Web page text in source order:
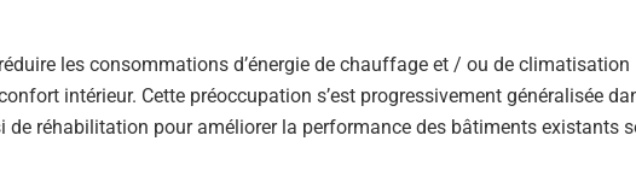
les consommations d’énergie de chauffage et / ou de climatisation
intérieur. Cette préoccupation s’est progressivement généralisée
de réhabilitation pour améliorer la performance des bâtiments existants